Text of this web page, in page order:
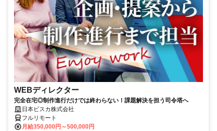
WEBディレクター
完全在宅◎制作進行だけでは終わらない！課題解決を担う司令塔へ
日本ビスカ株式会社
フルリモート
月給350,000円～500,000円